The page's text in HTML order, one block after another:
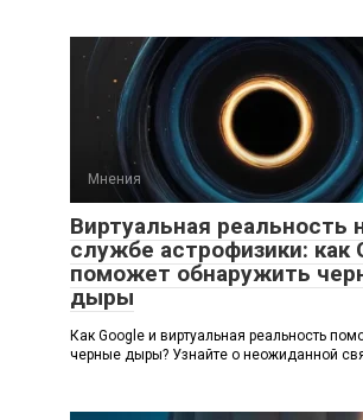
Мнения
Виртуальная реальность
службе астрофизики: как
поможет обнаружить
дыры
Как Google и виртуальная реальность
черные дыры? Узнайте о неожиданной